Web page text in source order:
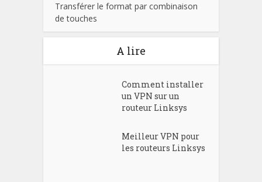
Transférer le format par combinaison
de touches
A lire
Comment installer
un VPN sur un
routeur Linksys
Meilleur VPN pour
les routeurs Linksys